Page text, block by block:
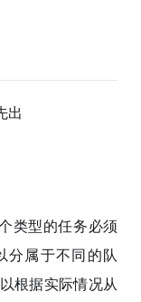
出
类型的任务必须
分属于不同的队
根据实际情况从